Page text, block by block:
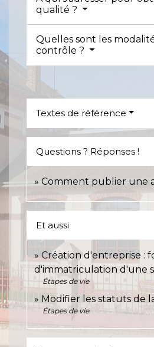
qualité ?
Quelles sont les
contrôle ?
Textes de référence
Questions ? Réponses !
Comment publier une
Et aussi
Création d'entreprise :
d'immatriculation d'une
Étapes de vie
Modifier les statuts de
Étapes de vie